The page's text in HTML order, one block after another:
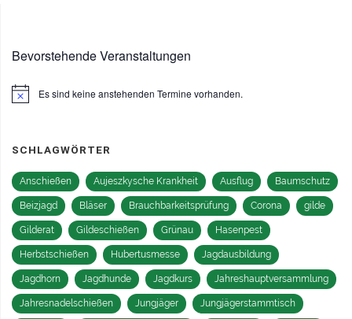
Bevorstehende Veranstaltungen
HinweisEs sind keine anstehenden Termine vorhanden.
SCHLAGWÖRTER
Anschießen Aujeszkysche Krankheit Ausflug Baumschutz
Beizjagd Bläser Brauchbarkeitsprüfung Corona gilde
Gilderat Gildeschießen Grünau Hasenpest
Herbstschießen Hubertusmesse Jagdausbildung
Jagdhorn Jagdhunde Jagdkurs Jahreshauptversammlung
Jahresnadelschießen Jungjäger Jungjägerstammtisch